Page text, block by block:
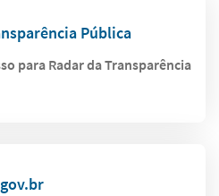
Pública
para Radar da Transparência